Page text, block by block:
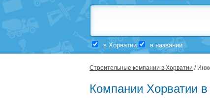
в Хорватии в названии
Строительные компании в Хорватии /
Компании Хорватии